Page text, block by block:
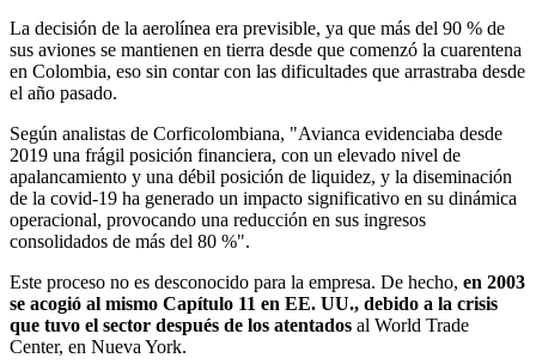
La decisión de la aerolínea era previsible, ya que más del 90 % de
sus aviones se mantienen en tierra desde que comenzó la cuarentena
en Colombia, eso sin contar con las dificultades que arrastraba desde
el año pasado.
Según analistas de Corficolombiana, "Avianca evidenciaba desde
2019 una frágil posición financiera, con un elevado nivel de
apalancamiento y una débil posición de liquidez, y la diseminación
de la covid-19 ha generado un impacto significativo en su dinámica
operacional, provocando una reducción en sus ingresos
consolidados de más del 80 %".
Este proceso no es desconocido para la empresa. De hecho, en 2003
se acogió al mismo Capítulo 11 en EE. UU., debido a la crisis
que tuvo el sector después de los atentados al World Trade
Center, en Nueva York.